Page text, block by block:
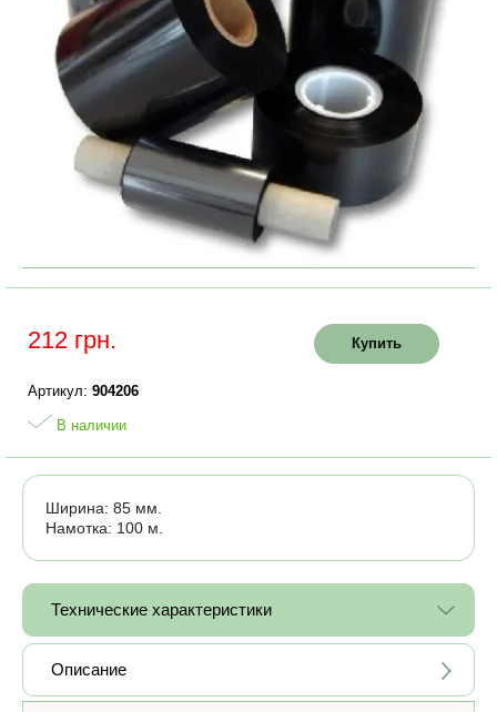
212 грн. Купить
Артикул: 904206
В наличии
Ширина: 85 мм.
Намотка: 100 м.
Технические характеристики
Описание